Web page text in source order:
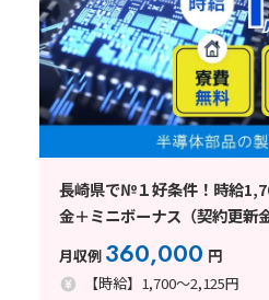
長崎県で№１好条件！時給
金＋ミニボーナス（契約更新
製造・検査】 /長崎県大村市
月収例 360,000 円
【時給】1,700～2,125円